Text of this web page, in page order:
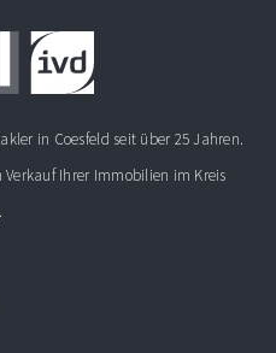
in Coesfeld seit über 25 Jahren.
Verkauf Ihrer Immobilien im Kreis